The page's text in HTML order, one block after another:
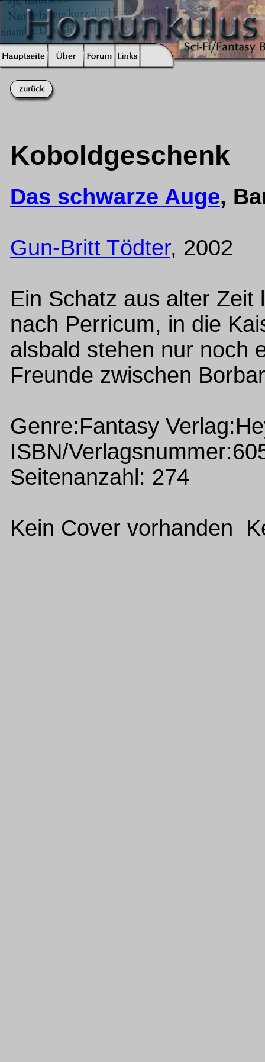
Koboldgeschenk
Das schwarze Auge,
Gun-Britt Tödter, 2002
Ein Schatz aus alter Zeit
nach Perricum, in die
alsbald stehen nur noch
Freunde zwischen
Genre:Fantasy
ISBN/
Seitenanzahl: 274
Kein Cover vorhanden